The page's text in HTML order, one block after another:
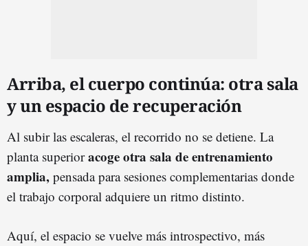
Arriba, el cuerpo continúa: otra sala
y un espacio de recuperación
Al subir las escaleras, el recorrido no se detiene. La
planta superioracoge otra sala de entrenamiento
amplia, pensada para sesiones complementarias donde
el trabajo corporal adquiere un ritmo distinto.
Aquí, el espacio se vuelve más introspectivo, más